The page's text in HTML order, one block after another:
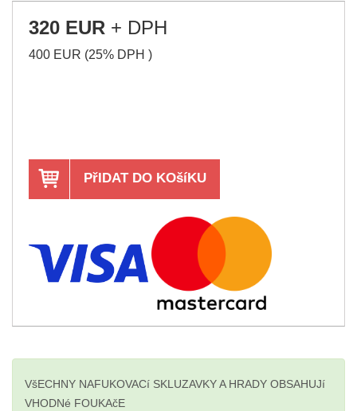
320 EUR + DPH
400 EUR (25% DPH )
PřIDAT DO KOšíKU
VšECHNY NAFUKOVACí SKLUZAVKY A HRADY OBSAHUJí
VHODNé FOUKAčE